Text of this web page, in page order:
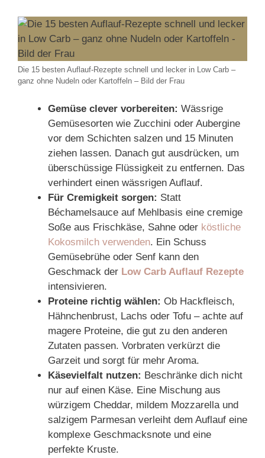
Die 15 besten Auflauf-Rezepte schnell und lecker in Low Carb –
ganz ohne Nudeln oder Kartoffeln – Bild der Frau
Gemüse clever vorbereiten: Wässrige
Gemüsesorten wie Zucchini oder Aubergine
vor dem Schichten salzen und 15 Minuten
ziehen lassen. Danach gut ausdrücken, um
überschüssige Flüssigkeit zu entfernen. Das
verhindert einen wässrigen Auflauf.
Für Cremigkeit sorgen: Statt
Béchamelsauce auf Mehlbasis eine cremige
Soße aus Frischkäse, Sahne oder köstliche
Kokosmilch verwenden. Ein Schuss
Gemüsebrühe oder Senf kann den
Geschmack der Low Carb Auflauf Rezepte
intensivieren.
Proteine richtig wählen: Ob Hackfleisch,
Hähnchenbrust, Lachs oder Tofu – achte auf
magere Proteine, die gut zu den anderen
Zutaten passen. Vorbraten verkürzt die
Garzeit und sorgt für mehr Aroma.
Käsevielfalt nutzen: Beschränke dich nicht
nur auf einen Käse. Eine Mischung aus
würzigem Cheddar, mildem Mozzarella und
salzigem Parmesan verleiht dem Auflauf eine
komplexe Geschmacksnote und eine
perfekte Kruste.